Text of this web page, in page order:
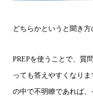
どちらかというと聞き方
PREPを使うことで、質
っても答えやすくなり
の中で不明瞭であれば